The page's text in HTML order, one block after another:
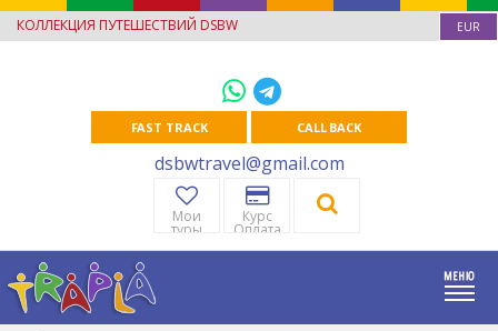
КОЛЛЕКЦИЯ ПУТЕШЕСТВИЙ DSBW EUR
FAST TRACK CALL BACK
dsbwtravel@gmail.com
Мои
туры
Курс
Оплата